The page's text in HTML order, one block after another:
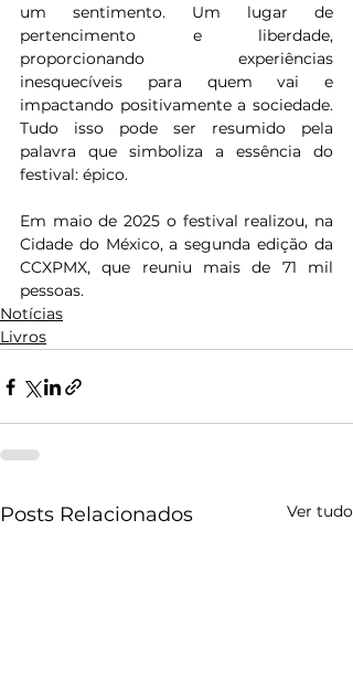
um sentimento. Um lugar de
pertencimento e liberdade,
proporcionando experiências
inesquecíveis para quem vai e
impactando positivamente a sociedade.
Tudo isso pode ser resumido pela
palavra que simboliza a essência do
festival: épico.
Em maio de 2025 o festival realizou, na
Cidade do México, a segunda edição da
CCXPMX, que reuniu mais de 71 mil
pessoas.
Notícias
Livros
Posts Relacionados Ver tudo